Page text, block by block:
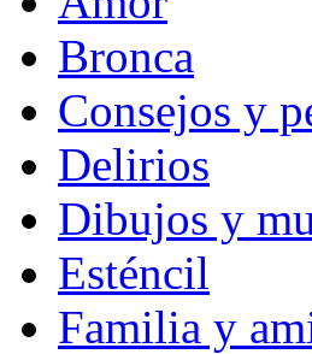
Bronca
Consejos y
Delirios
Dibujos y
Esténcil
Familia y